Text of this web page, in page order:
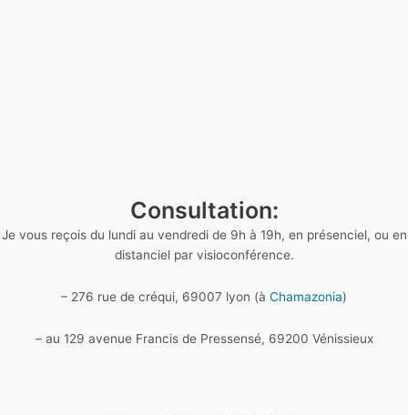
Consultation:
Je vous reçois du lundi au vendredi de 9h à 19h, en présenciel, ou en
distanciel par visioconférence.
– 276 rue de créqui, 69007 lyon (à Chamazonia)
– au 129 avenue Francis de Pressensé, 69200 Vénissieux